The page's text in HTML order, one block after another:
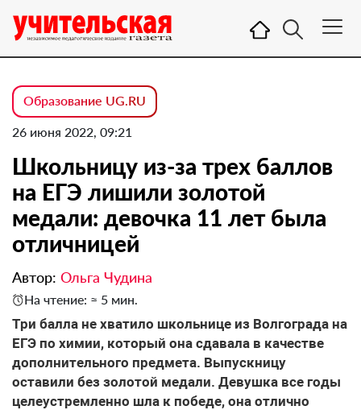
Образование UG.RU
26 июня 2022, 09:21
Школьницу из-за трех баллов
на ЕГЭ лишили золотой
медали: девочка 11 лет была
отличницей
Автор: Ольга Чудина
На чтение: ≈ 5 мин.
Три балла не хватило школьнице из Волгограда на
ЕГЭ по химии, который она сдавала в качестве
дополнительного предмета. Выпускницу
оставили без золотой медали. Девушка все годы
целеустремленно шла к победе, она отлично